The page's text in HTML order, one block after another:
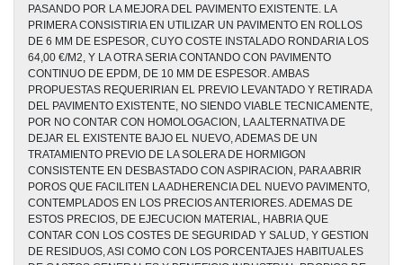
PASANDO POR LA MEJORA DEL PAVIMENTO EXISTENTE. LA
PRIMERA CONSISTIRIA EN UTILIZAR UN PAVIMENTO EN ROLLOS
DE 6 MM DE ESPESOR, CUYO COSTE INSTALADO RONDARIA LOS
64,00 €/M2, Y LA OTRA SERIA CONTANDO CON PAVIMENTO
CONTINUO DE EPDM, DE 10 MM DE ESPESOR. AMBAS
PROPUESTAS REQUERIRIAN EL PREVIO LEVANTADO Y RETIRADA
DEL PAVIMENTO EXISTENTE, NO SIENDO VIABLE TECNICAMENTE,
POR NO CONTAR CON HOMOLOGACION, LA ALTERNATIVA DE
DEJAR EL EXISTENTE BAJO EL NUEVO, ADEMAS DE UN
TRATAMIENTO PREVIO DE LA SOLERA DE HORMIGON
CONSISTENTE EN DESBASTADO CON ASPIRACION, PARA ABRIR
POROS QUE FACILITEN LA ADHERENCIA DEL NUEVO PAVIMENTO,
CONTEMPLADOS EN LOS PRECIOS ANTERIORES. ADEMAS DE
ESTOS PRECIOS, DE EJECUCION MATERIAL, HABRIA QUE
CONTAR CON LOS COSTES DE SEGURIDAD Y SALUD, Y GESTION
DE RESIDUOS, ASI COMO CON LOS PORCENTAJES HABITUALES